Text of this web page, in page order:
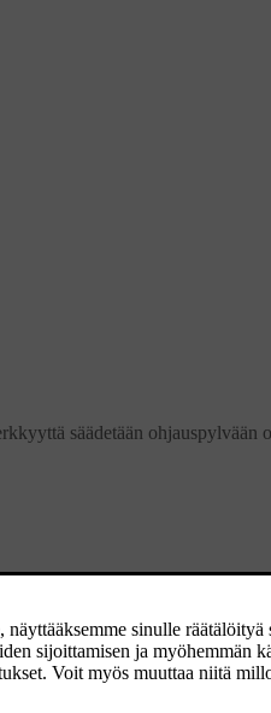
säädetään ohjauspylvään